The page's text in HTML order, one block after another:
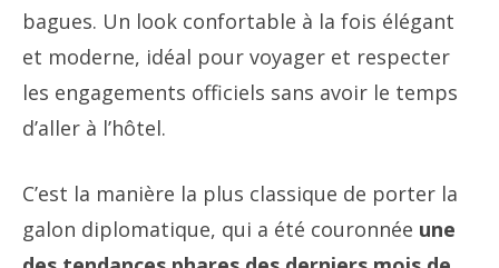
bagues. Un look confortable à la fois élégant
et moderne, idéal pour voyager et respecter
les engagements officiels sans avoir le temps
d’aller à l’hôtel.
C’est la manière la plus classique de porter la
galon diplomatique, qui a été couronnée une